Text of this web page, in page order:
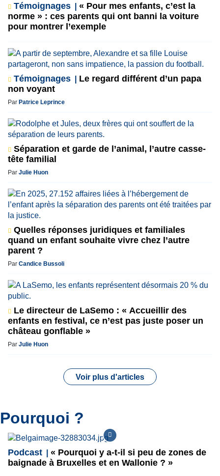
Témoignages
« Pour mes enfants, c’est la
norme » : ces parents qui ont banni la voiture
pour montrer l’exemple
Témoignages
Le regard différent d’un papa
non voyant
Par Patrice Leprince
Séparation et garde de l’animal, l’autre casse-
tête familial
Par Julie Huon
Quelles réponses juridiques et familiales
quand un enfant souhaite vivre chez l’autre
parent ?
Par Candice Bussoli
Le directeur de LaSemo : « Accueillir des
enfants en festival, ce n’est pas juste poser un
château gonflable »
Par Julie Huon
Voir plus d'articles
Pourquoi ?
Podcast
« Pourquoi y a-t-il si peu de zones de
baignade à Bruxelles et en Wallonie ? »